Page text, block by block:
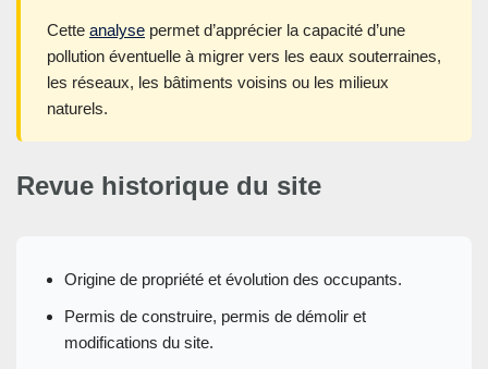
Cette analyse permet d’apprécier la capacité d’une
pollution éventuelle à migrer vers les eaux souterraines,
les réseaux, les bâtiments voisins ou les milieux
naturels.
Revue historique du site
Origine de propriété et évolution des occupants.
Permis de construire, permis de démolir et
modifications du site.